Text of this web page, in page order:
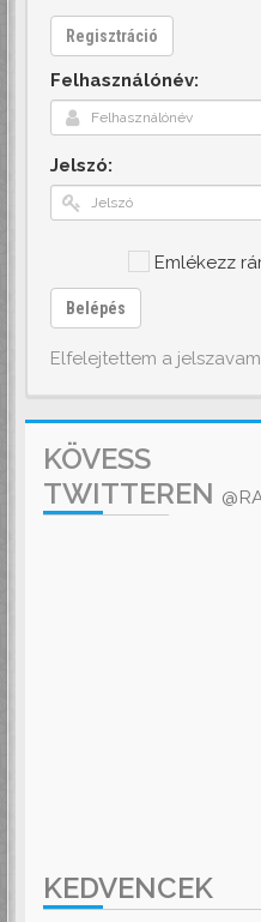
Regisztráció
Felhasználónév:
Jelszó:
Emlékezz
Belépés
Elfelejtettem a jelszavam
KÖVESS
TWITTEREN
KEDVENCEK